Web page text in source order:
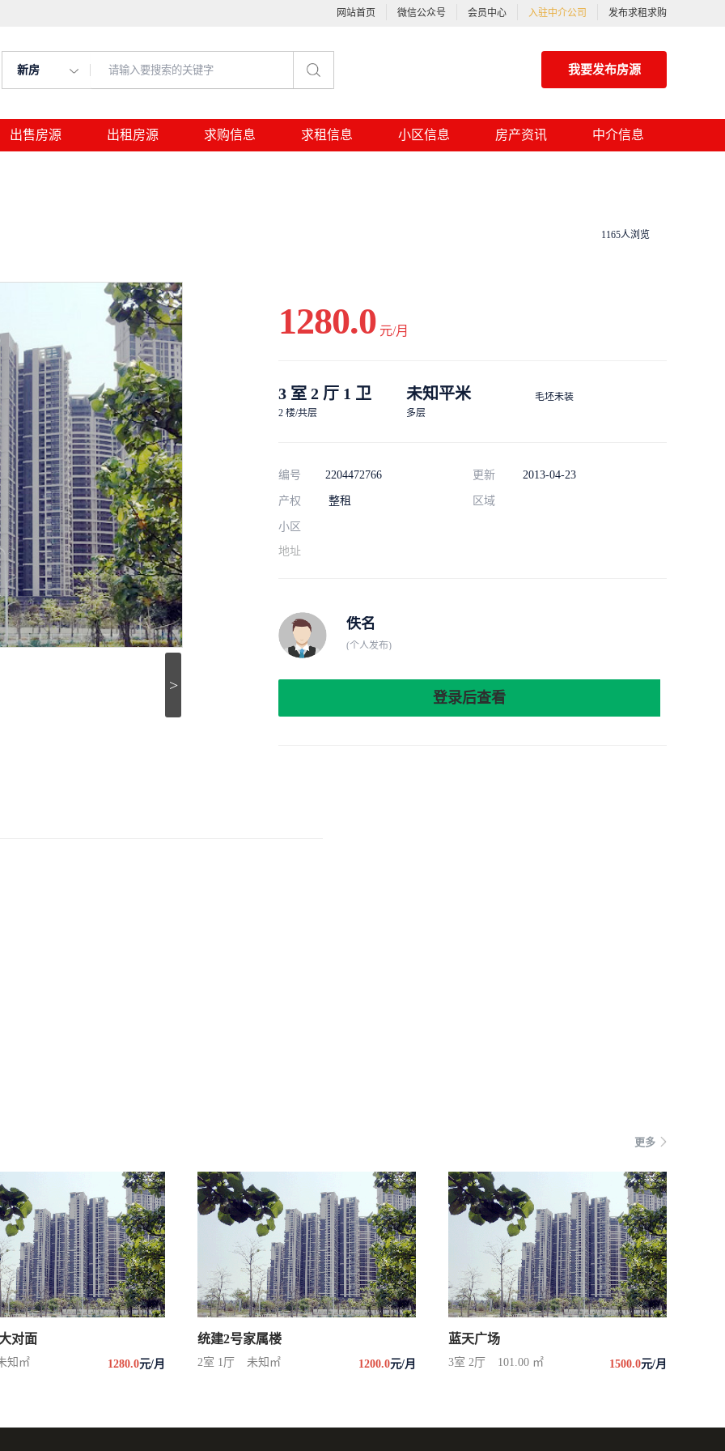
网站首页 微信公众号 会员中心 入驻中介公司 发布求租求购
新房 我要发布房源
出售房源 出租房源 求购信息 求租信息 小区信息 房产资讯 中介信息
1165人浏览
>
1280.0 元/月
3 室 2 厅 1 卫
2 楼/共层
未知平米
多层
毛坯未装
编号 2204472766 更新 2013-04-23
产权 整租 区域
小区
地址
佚名
(个人发布)
登录后查看
更多
对面
知㎡ 1280.0元/月
统建2号家属楼
2室 1厅 未知㎡ 1200.0元/月
蓝天广场
3室 2厅 101.00 ㎡ 1500.0元/月